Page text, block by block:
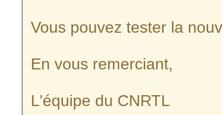
Vous pouvez tester la
En vous remerciant,
L'équipe du CNRTL